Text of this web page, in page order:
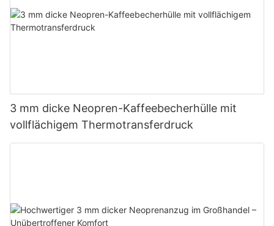
3 mm dicke Neopren-Kaffeebecherhülle mit
vollflächigem Thermotransferdruck